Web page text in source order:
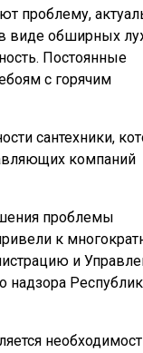
проблему,
в виде обширных
Постоянные
с горячим
сантехники,
компаний
проблемы
к
и
надзора